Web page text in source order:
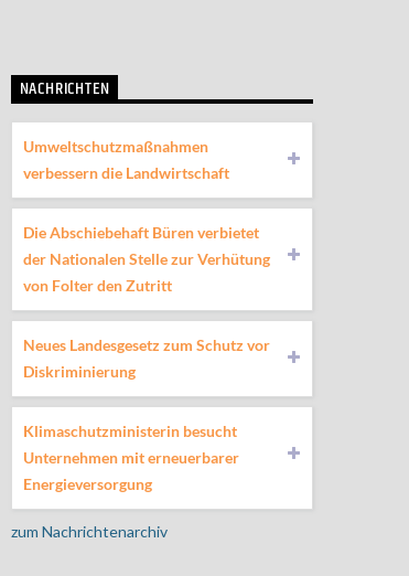
NACHRICHTEN
Umweltschutzmaßnahmen
verbessern die Landwirtschaft
Die Abschiebehaft Büren verbietet
der Nationalen Stelle zur Verhütung
von Folter den Zutritt
Neues Landesgesetz zum Schutz vor
Diskriminierung
Klimaschutzministerin besucht
Unternehmen mit erneuerbarer
Energieversorgung
zum Nachrichtenarchiv